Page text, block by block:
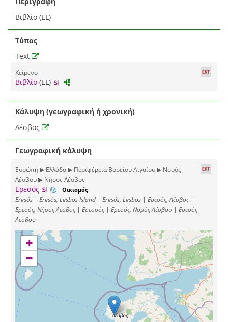
Βιβλίο (EL)
Τύπος
Text
Κείμενο
Βιβλίο (EL)
Κάλυψη (γεωγραφική ή χρονική)
Λέσβος
Γεωγραφική κάλυψη
Ευρώπη ▶ Ελλάδα ▶ Περιφέρεια Βορείου Αιγαίου ▶ Νομός
Λέσβου ▶ Νήσος Λέσβος
Ερεσός Οικισμός
Eresós | Eresós, Lesbos Island | Eresós, Lesbos | Ερεσός, Λέσβος |
Ερεσός, Νήσος Λέσβος | Ερεσσός | Ερεσός, Νομός Λέσβου | Ερεσός
Λέσβου
+
−